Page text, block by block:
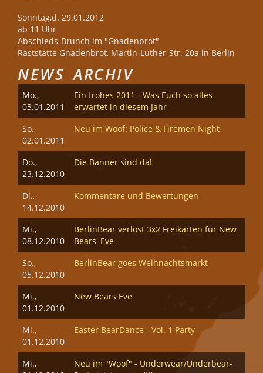
Sonntag,d. 29.01.2012
ab 11 Uhr
Abschieds-Brunch im "Gnadenbrot"
Raststätte Gnadenbrot, Martin-Luther-Str. 20a in Berlin
NEWS ARCHIV
Mo.,
03.01.2011
Ein frohes 2011 - Was Euch so alles
erwartet in diesem Jahr
So.,
02.01.2011
Neu im Woof: Police & Firemen Night
Do.,
23.12.2010
Die Banner sind da!
Di.,
14.12.2010
Kommentare und Bewertungen
Mi.,
08.12.2010
BerlinBear verlost 3x2 Freikarten für New
Bears' Eve
So.,
05.12.2010
BerlinBear goes Weihnachtsmarkt
Mi.,
01.12.2010
New Bears Eve
Mi.,
01.12.2010
Easter BearDance - Vol. 1 Party
Mi.,
Neu im "Woof" - Underwear/Underbear-